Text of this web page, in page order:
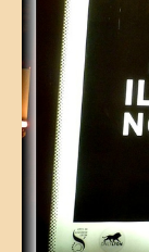
Amis
La
la
25